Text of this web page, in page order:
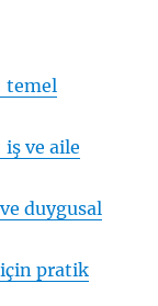
temel
iş ve aile
duygusal
için pratik